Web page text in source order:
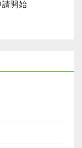
請開始